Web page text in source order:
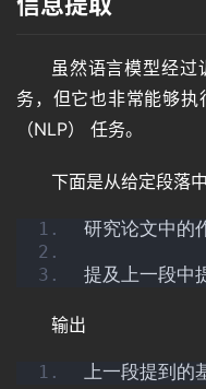
虽然语言模型经过
务，但它也非常能够
（NLP） 任务。
下面是从给定段落
研究论文中的
提及上一段中
输出
上一段提到的